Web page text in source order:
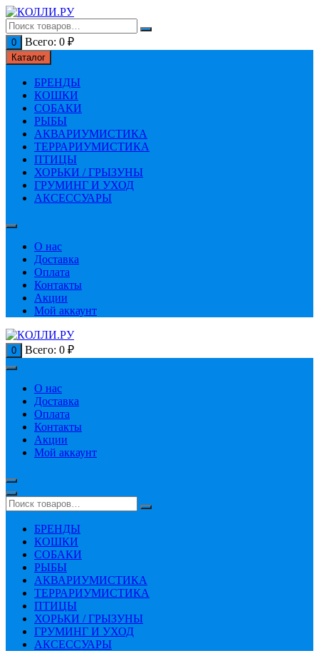
Перейти
к
содержимому
0 Всего: 0 ₽
Каталог
БРЕНДЫ
КОШКИ
СОБАКИ
РЫБЫ
АКВАРИУМИСТИКА
ТЕРРАРИУМИСТИКА
ПТИЦЫ
ХОРЬКИ / ГРЫЗУНЫ
ГРУМИНГ И УХОД
АКСЕССУАРЫ
О нас
Доставка
Оплата
Контакты
Акции
Мой аккаунт
0 Всего: 0 ₽
О нас
Доставка
Оплата
Контакты
Акции
Мой аккаунт
БРЕНДЫ
КОШКИ
СОБАКИ
РЫБЫ
АКВАРИУМИСТИКА
ТЕРРАРИУМИСТИКА
ПТИЦЫ
ХОРЬКИ / ГРЫЗУНЫ
ГРУМИНГ И УХОД
АКСЕССУАРЫ